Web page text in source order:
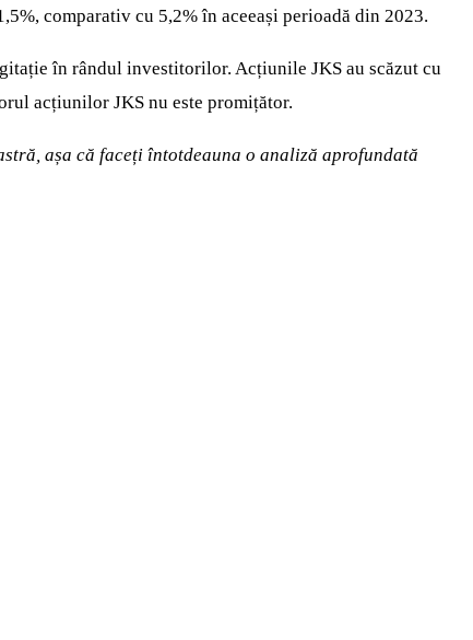
comparativ cu 5,2% în aceeași perioadă din 2023.
în rândul investitorilor. Acțiunile JKS au scăzut cu
acțiunilor JKS nu este promițător.
așa că faceți întotdeauna o analiză aprofundată